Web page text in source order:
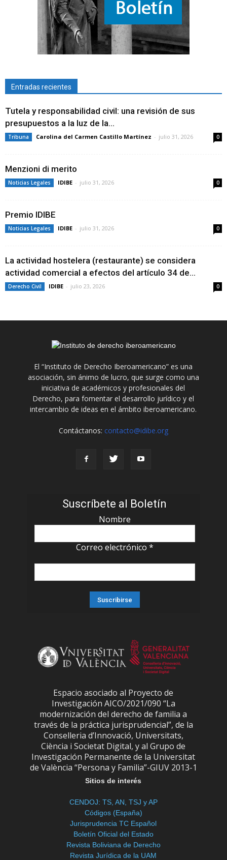
Entradas recientes
Tutela y responsabilidad civil: una revisión de sus
presupuestos a la luz de la...
Tribuna Carolina del Carmen Castillo Martínez - julio 31, 2026 0
Menzioni di merito
Noticias Legales IDIBE - julio 31, 2026 0
Premio IDIBE
Noticias Legales IDIBE - julio 31, 2026 0
La actividad hostelera (restaurante) se considera
actividad comercial a efectos del artículo 34 de...
Derecho Civil IDIBE - julio 23, 2026 0
El “Instituto de Derecho Iberoamericano” es una
asociación, sin ánimo de lucro, que surge como una
iniciativa de académicos y profesionales del
Derecho, para fomentar el desarrollo jurídico y el
intercambio de ideas en el ámbito iberoamericano.
Contáctanos: contacto@idibe.org
Suscríbete al Boletín
Nombre
Correo electrónico *
Espacio asociado al Proyecto de
Investigación AICO/2021/090 “La
modernización del derecho de familia a
través de la práctica jurisprudencial”, de la
Conselleria d’Innovació, Universitats,
Ciència i Societat Digital, y al Grupo de
Investigación Permanente de la Universitat
de València “Persona y Familia”-GIUV 2013-1
Sitios de interés
CENDOJ: TS, AN, TSJ y AP
Códigos (España)
Jurisprudencia TC Español
Boletín Oficial del Estado
Revista Boliviana de Derecho
Revista Jurídica de la UAM